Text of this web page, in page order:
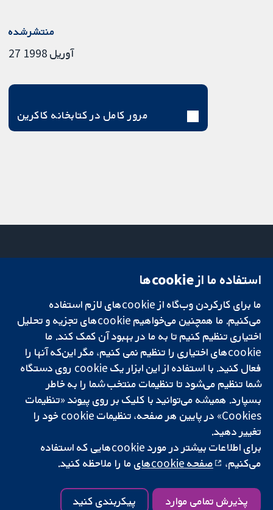
منتشرشده
27 آوریل 1998
مرور کامل در کتابخانه کاکرین
تحقیقات قابل
اعتماد.
تصمیم‌گیری آگاهانه.
سلامت بهتر.
میدان کاوندیش
لندن
W1G 0AN
بریتانیا
دفتر رسانه‌ای
درباره ما
فرصت‌های
شغلی
Cochrane
Library
شبکه همکاری کاکرین، یک مؤسسه خیریه (شماره 1045921) و یک شرکت با
و ولز است. شماره ثبت مالیات بر ارزش افزوده: GB 718 2127 49.
کپی‌رایت © ۲۰۲۵ همکاری کاکرین
شرایط و ضوابط وب‌سایت|سلب مسئولیت|حریم خصوصی
کوکی‌ها| تنظیمات کوکی
استفاده ما از cookie‌ها
ما برای کارکردن وب‌گاه از cookie‌های لازم استفاده
می‌کنیم. ما همچنین می‌خواهیم cookie‌های تجزیه و تحلیل
اختیاری تنظیم کنیم تا به ما در بهبود آن کمک کند. ما
cookie‌های اختیاری را تنظیم نمی کنیم، مگر این‌که آنها را
فعال کنید. با استفاده از این ابزار یک cookie‌ روی دستگاه
شما تنظیم می‌شود تا تنظیمات منتخب شما را به خاطر
بسپارد. همیشه می‌توانید با کلیک بر روی پیوند «تنظیمات
Cookies» در پایین هر صفحه، تنظیمات cookie‌ خود را
تغییر دهید.
برای اطلاعات بیشتر در مورد cookie‌هایی که استفاده
می‌کنیم،
صفحه cookie‌های ما را ملاحظه کنید.
پذیرش تمامی موارد پیکربندی کنید